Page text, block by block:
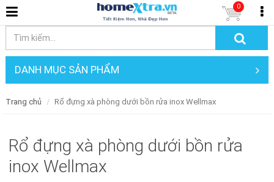
0
DANH MỤC SẢN PHẨM
Trang chủ Rổ đựng xà phòng dưới bồn rửa inox Wellmax
Rổ đựng xà phòng dưới bồn rửa
inox Wellmax